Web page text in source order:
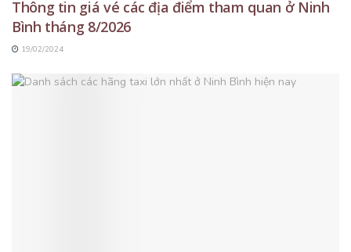
Thông tin giá vé các địa điểm tham quan ở Ninh
Bình tháng 8/2026
19/02/2024